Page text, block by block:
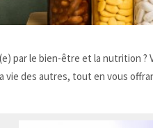
par le bien-être et la nutrition
vie des autres, tout en vous